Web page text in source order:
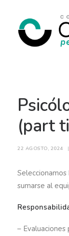
SERVICIOS
SOBRE NOSOTROS
CONTACTO
(part
22 AGOSTO, 2024 |
Seleccionamos
sumarse al
–